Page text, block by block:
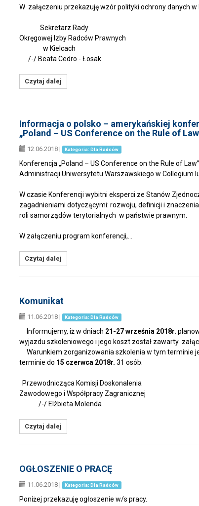
W załączeniu przekazuję wzór polityki ochrony danych
Sekretarz Rady
Okręgowej Izby Radców Prawnych
w Kielcach
/-/ Beata Cedro - Łosak
Czytaj dalej
Informacja o polsko – amerykańskiej
„Poland – US Conference on the Rule of
12.06.2018 | Kategoria: Dla Radców
Konferencja „Poland – US Conference on the Rule of
Administracji Uniwersytetu Warszawskiego w Collegium
W czasie Konferencji wybitni eksperci ze Stanów
zagadnieniami dotyczącymi: rozwoju, definicji i
roli samorządów terytorialnych w państwie prawnym.
W załączeniu program konferencji,…
Czytaj dalej
Komunikat
11.06.2018 | Kategoria: Dla Radców
Informujemy, iż w dniach 21-27 września 2018r.
wyjazdu szkoleniowego i jego koszt został zawarty
Warunkiem zorganizowania szkolenia w tym terminie
terminie do 15 czerwca 2018r. 31 osób.
Przewodnicząca Komisji Doskonalenia
Zawodowego i Współpracy Zagranicznej
/-/ Elżbieta Molenda
Czytaj dalej
OGŁOSZENIE O PRACĘ
11.06.2018 | Kategoria: Dla Radców
Poniżej przekazuję ogłoszenie w/s pracy.